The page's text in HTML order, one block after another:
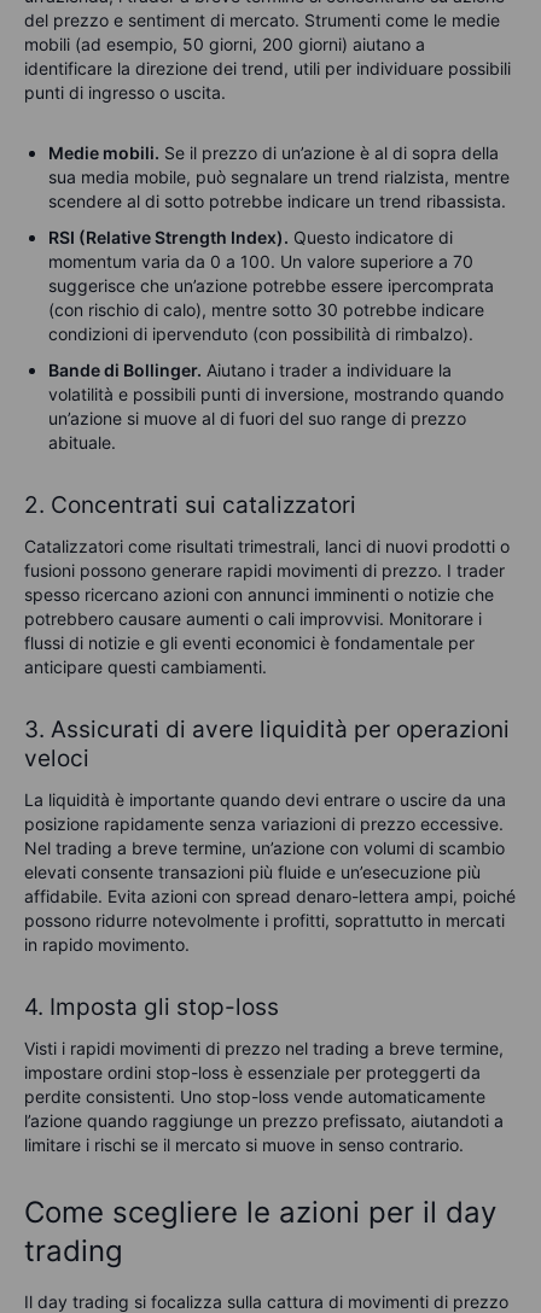
del prezzo e sentiment di mercato. Strumenti come le medie
mobili (ad esempio, 50 giorni, 200 giorni) aiutano a
identificare la direzione dei trend, utili per individuare possibili
punti di ingresso o uscita.
Medie mobili. Se il prezzo di un’azione è al di sopra della
sua media mobile, può segnalare un trend rialzista, mentre
scendere al di sotto potrebbe indicare un trend ribassista.
RSI (Relative Strength Index). Questo indicatore di
momentum varia da 0 a 100. Un valore superiore a 70
suggerisce che un’azione potrebbe essere ipercomprata
(con rischio di calo), mentre sotto 30 potrebbe indicare
condizioni di ipervenduto (con possibilità di rimbalzo).
Bande di Bollinger. Aiutano i trader a individuare la
volatilità e possibili punti di inversione, mostrando quando
un’azione si muove al di fuori del suo range di prezzo
abituale.
2. Concentrati sui catalizzatori
Catalizzatori come risultati trimestrali, lanci di nuovi prodotti o
fusioni possono generare rapidi movimenti di prezzo. I trader
spesso ricercano azioni con annunci imminenti o notizie che
potrebbero causare aumenti o cali improvvisi. Monitorare i
flussi di notizie e gli eventi economici è fondamentale per
anticipare questi cambiamenti.
3. Assicurati di avere liquidità per operazioni
veloci
La liquidità è importante quando devi entrare o uscire da una
posizione rapidamente senza variazioni di prezzo eccessive.
Nel trading a breve termine, un’azione con volumi di scambio
elevati consente transazioni più fluide e un’esecuzione più
affidabile. Evita azioni con spread denaro-lettera ampi, poiché
possono ridurre notevolmente i profitti, soprattutto in mercati
in rapido movimento.
4. Imposta gli stop-loss
Visti i rapidi movimenti di prezzo nel trading a breve termine,
impostare ordini stop-loss è essenziale per proteggerti da
perdite consistenti. Uno stop-loss vende automaticamente
l’azione quando raggiunge un prezzo prefissato, aiutandoti a
limitare i rischi se il mercato si muove in senso contrario.
Come scegliere le azioni per il day
trading
Il day trading si focalizza sulla cattura di movimenti di prezzo